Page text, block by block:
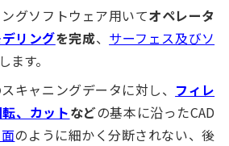
グソフトウェア用いてオペレータ
リングを完成、 サーフェス及びソ
ます。
キャニングデータに対し、 フィレ
、カットなどの基本に沿ったCAD
のように細かく分断されない、後